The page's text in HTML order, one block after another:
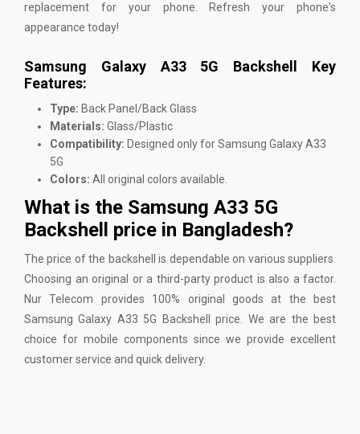
replacement for your phone. Refresh your phone's
appearance today!
Samsung Galaxy A33 5G Backshell Key
Features:
Type: Back Panel/Back Glass
Materials: Glass/Plastic
Compatibility: Designed only for Samsung Galaxy A33
5G
Colors: All original colors available.
What is the Samsung A33 5G
Backshell price in Bangladesh?
The price of the backshell is dependable on various suppliers.
Choosing an original or a third-party product is also a factor.
Nur Telecom provides 100% original goods at the best
Samsung Galaxy A33 5G Backshell price. We are the best
choice for mobile components since we provide excellent
customer service and quick delivery.